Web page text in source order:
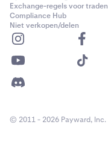
Exchange-regels voor traden
Compliance Hub
Niet verkopen/delen
© 2011 - 2026 Payward, Inc.